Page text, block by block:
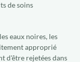
de soins
eaux noires, les
approprié
d'être rejetées dans